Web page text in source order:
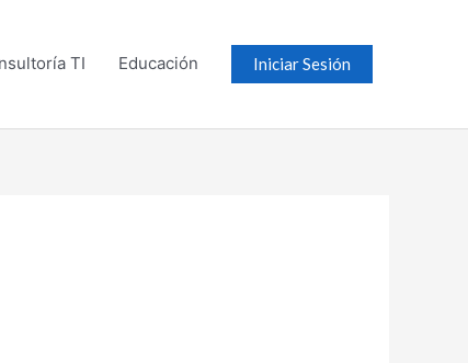
TI Educación Iniciar Sesión